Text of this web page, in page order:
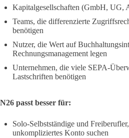
Kapitalgesellschaften (GmbH, UG,
Teams, die differenzierte
benötigen
Nutzer, die Wert auf
Rechnungsmanagement legen
Unternehmen, die viele SEPA-
Lastschriften benötigen
N26 passt besser für:
Solo-Selbstständige und
unkompliziertes Konto suchen